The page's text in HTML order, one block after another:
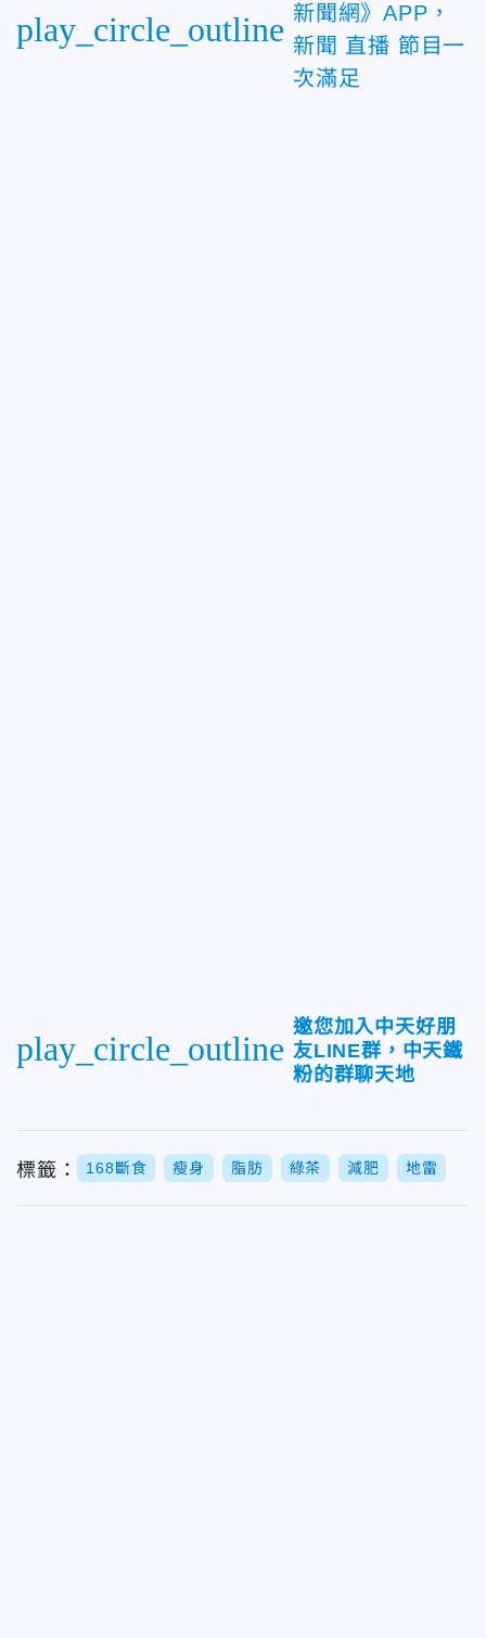
play_circle_outline 新聞網》APP，
新聞 直播 節目一
次滿足
play_circle_outline
邀您加入中天好朋
友LINE群，中天鐵
粉的群聊天地
標籤： 168斷食 瘦身 脂肪 綠茶 減肥 地雷